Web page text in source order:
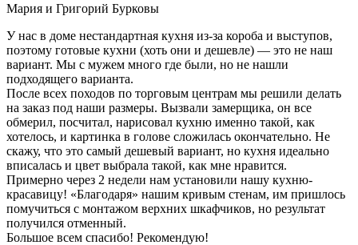
Мария и Григорий Бурковы
У нас в доме нестандартная кухня из-за короба и выступов,
поэтому готовые кухни (хоть они и дешевле) — это не наш
вариант. Мы с мужем много где были, но не нашли
подходящего варианта.
После всех походов по торговым центрам мы решили делать
на заказ под наши размеры. Вызвали замерщика, он все
обмерил, посчитал, нарисовал кухню именно такой, как
хотелось, и картинка в голове сложилась окончательно. Не
скажу, что это самый дешевый вариант, но кухня идеально
вписалась и цвет выбрала такой, как мне нравится.
Примерно через 2 недели нам установили нашу кухню-
красавицу! «Благодаря» нашим кривым стенам, им пришлось
помучиться с монтажом верхних шкафчиков, но результат
получился отменный.
Большое всем спасибо! Рекомендую!